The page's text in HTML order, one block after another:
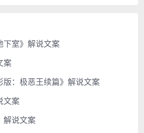
下室》解说文案
案
版：极恶王续篇》解说文案
文案
解说文案